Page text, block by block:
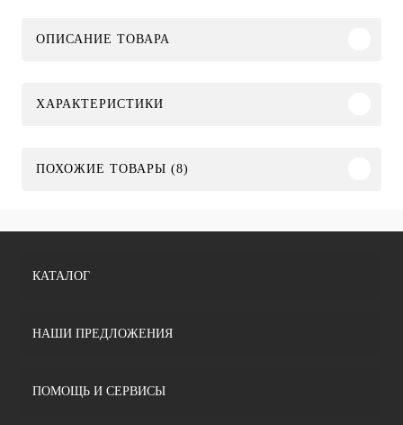
ОПИСАНИЕ ТОВАРА
ХАРАКТЕРИСТИКИ
ПОХОЖИЕ ТОВАРЫ (8)
КАТАЛОГ
НАШИ ПРЕДЛОЖЕНИЯ
ПОМОЩЬ И СЕРВИСЫ